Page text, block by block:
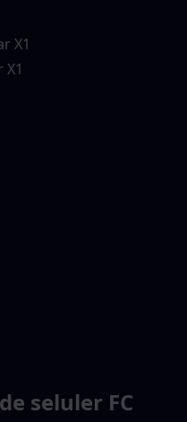
X1
seluler FC